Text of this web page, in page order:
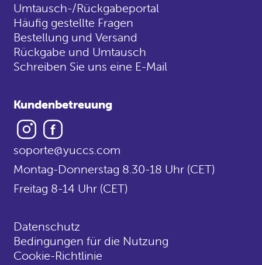
Umtausch-/Rückgabeportal
Häufig gestellte Fragen
Bestellung und Versand
Rückgabe und Umtausch
Schreiben Sie uns eine E-Mail
Kundenbetreuung
Instagram
soporte@yuccs.com
Montag-Donnerstag 8.30-18 Uhr (CET)
Freitag 8-14 Uhr (CET)
Datenschutz
Bedingungen für die Nutzung
Cookie-Richtlinie